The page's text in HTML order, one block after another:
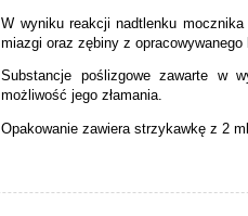
W wyniku reakcji nadtlenku
miazgi oraz zębiny z opracowywanego
Substancje poślizgowe zawarte w
możliwość jego złamania.
Opakowanie zawiera strzykawkę z 2